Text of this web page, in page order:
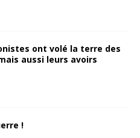
ont volé la terre des
aussi leurs avoirs
!